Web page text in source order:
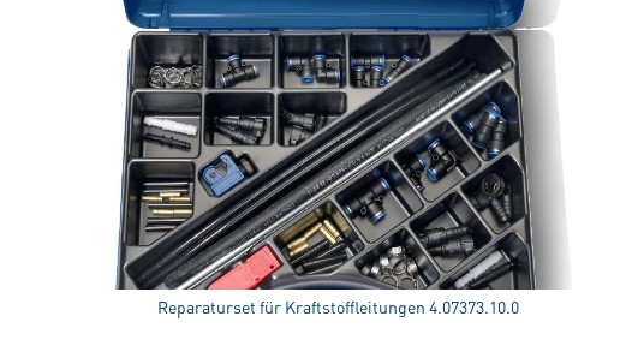
Reparaturset für Kraftstoffleitungen 4.07373.10.0